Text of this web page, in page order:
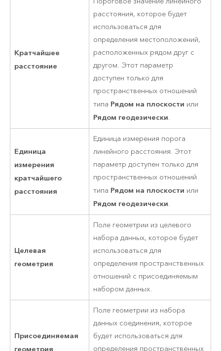
Кратчайшее
расстояние
расстояния, которое будет
использоваться для
определения местоположений,
расположенных рядом друг с
другом. Этот параметр
доступен только для
пространственных отношений
типа Рядом на плоскости или
Рядом геодезически.
Единица
измерения
кратчайшего
расстояния
Единица измерения порога
линейного расстояния. Этот
параметр доступен только для
пространственных отношений
типа Рядом на плоскости или
Рядом геодезически.
Целевая
геометрия
Поле геометрии из целевого
набора данных, которое будет
использоваться для
определения пространственных
отношений с присоединяемым
набором данных.
Присоединяемая
геометрия
Поле геометрии из набора
данных соединения, которое
будет использоваться для
определения пространственных